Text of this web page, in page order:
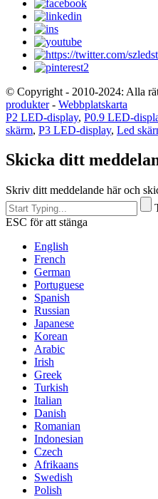
© Copyright - 2010-2024: Alla
produkter- Webbplatskarta
P2 LED-display, P0.9 LED-
skärm, P3 LED-display, Led
Skicka ditt
Skriv ditt meddelande här och
ESC för att stänga
English
French
German
Portuguese
Spanish
Russian
Japanese
Korean
Arabic
Irish
Greek
Turkish
Italian
Danish
Romanian
Indonesian
Czech
Afrikaans
Swedish
Polish